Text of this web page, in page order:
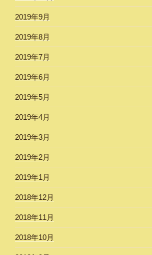
2019年9月
2019年8月
2019年7月
2019年6月
2019年5月
2019年4月
2019年3月
2019年2月
2019年1月
2018年12月
2018年11月
2018年10月